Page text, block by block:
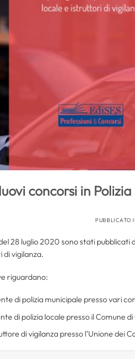
concorsi in
PUBBLICATO
28 luglio 2020 sono stati
di vigilanza.
riguardano:
di polizia municipale presso vari
di polizia locale presso il Comune di
di vigilanza presso l’Unione dei